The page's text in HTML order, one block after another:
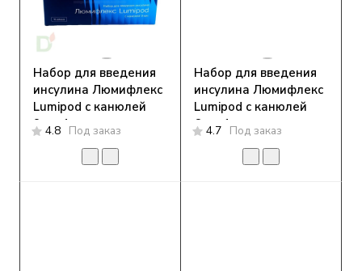
Набор для введения
инсулина Люмифлекс
Lumipod с канюлей
9мм, 1 шт.
4.8 Под заказ
Набор для введения
инсулина Люмифлекс
Lumipod с канюлей
6мм, 1 шт.
4.7 Под заказ